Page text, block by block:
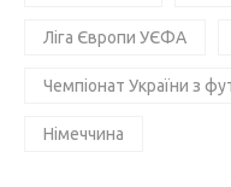
Ліга Європи УЄФА
Чемпіонат України з
Німеччина